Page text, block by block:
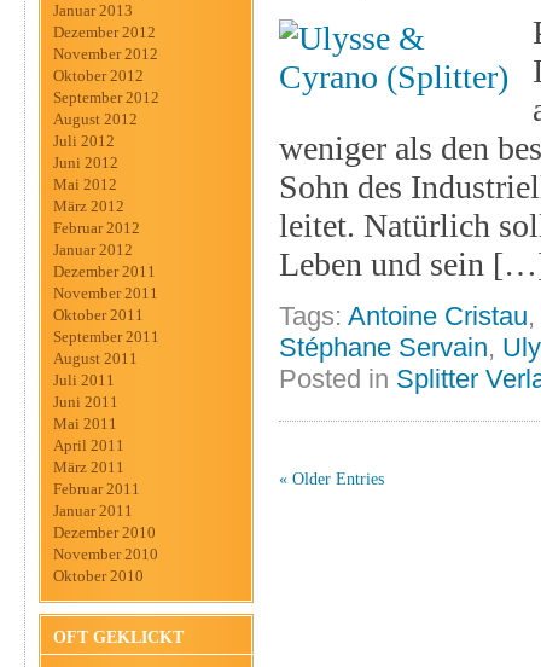
Januar 2013
Dezember 2012
November 2012
Oktober 2012
September 2012
August 2012
Juli 2012
Juni 2012
Mai 2012
März 2012
Februar 2012
Januar 2012
Dezember 2011
November 2011
Oktober 2011
September 2011
August 2011
Juli 2011
Juni 2011
Mai 2011
April 2011
März 2011
Februar 2011
Januar 2011
Dezember 2010
November 2010
Oktober 2010
OFT GEKLICKT
weniger als den
Sohn des
leitet. Natürlich
Leben und sein
Tags: Antoine Cristau,
Stéphane Servain,
Posted in Splitter
« Older Entries